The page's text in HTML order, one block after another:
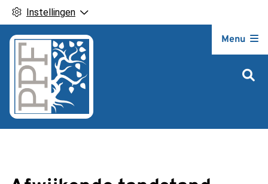
Instellingen
Menu